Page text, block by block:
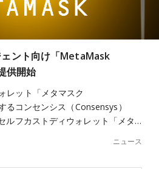
ント向け「MetaMask
供開始
レット「メタマスク
るコンセンシス（Consensys）
ルフカストディウォレット「メタ…
ニュース